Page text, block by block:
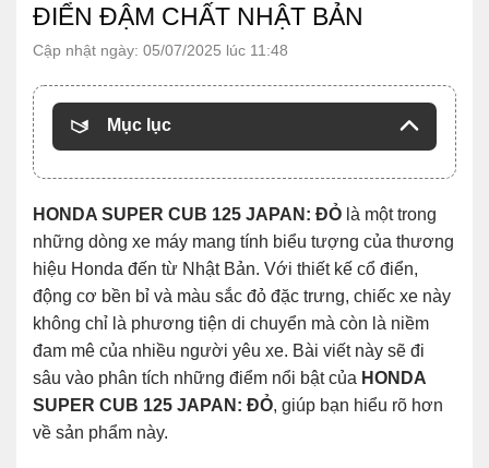
ĐIỂN ĐẬM CHẤT NHẬT BẢN
Cập nhật ngày: 05/07/2025 lúc 11:48
Mục lục
HONDA SUPER CUB 125 JAPAN: ĐỎ là một trong
những dòng xe máy mang tính biểu tượng của thương
hiệu Honda đến từ Nhật Bản. Với thiết kế cổ điển,
động cơ bền bỉ và màu sắc đỏ đặc trưng, chiếc xe này
không chỉ là phương tiện di chuyển mà còn là niềm
đam mê của nhiều người yêu xe. Bài viết này sẽ đi
sâu vào phân tích những điểm nổi bật của HONDA
SUPER CUB 125 JAPAN: ĐỎ, giúp bạn hiểu rõ hơn
về sản phẩm này.